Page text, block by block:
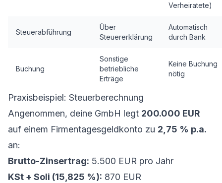
Verheiratete)
Steuerabführung
Über
Steuererklärung
Automatisch
durch Bank
Buchung
Sonstige
betriebliche
Erträge
Keine Buchung
nötig
Praxisbeispiel: Steuerberechnung
Angenommen, deine GmbH legt 200.000 EUR
auf einem Firmentagesgeldkonto zu 2,75 % p.a.
an:
Brutto-Zinsertrag: 5.500 EUR pro Jahr
KSt + Soli (15,825 %): 870 EUR